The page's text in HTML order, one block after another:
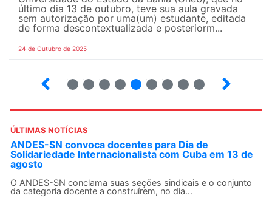
último dia 13 de outubro, teve sua aula gravada
sem autorização por uma(um) estudante, editada
de forma descontextualizada e posteriorm...
24 de Outubro de 2025
ÚLTIMAS NOTÍCIAS
ANDES-SN convoca docentes para Dia de
Solidariedade Internacionalista com Cuba em 13 de
agosto
O ANDES-SN conclama suas seções sindicais e o conjunto
da categoria docente a construírem, no dia...